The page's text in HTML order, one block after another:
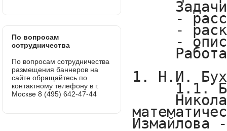
По вопросам
сотрудничества
По вопросам сотрудничества
размещения баннеров на
сайте обращайтесь по
контактному телефону в г.
Москве 8 (495) 642-47-44